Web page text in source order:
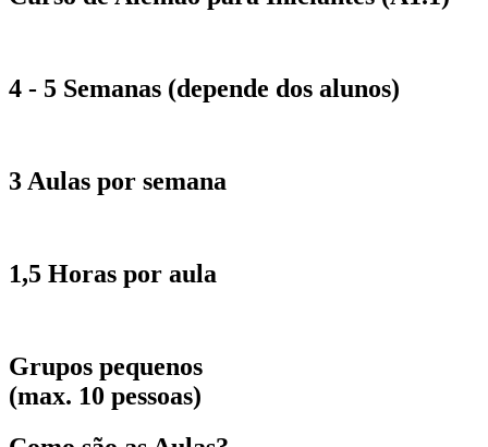
4 - 5 Semanas (depende dos alunos)
3 Aulas por semana
1,5 Horas por aula
Grupos pequenos
(max. 10 pessoas)